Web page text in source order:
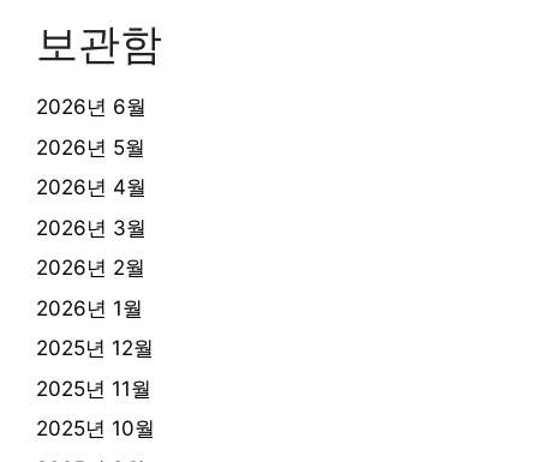
보관함
2026년 6월
2026년 5월
2026년 4월
2026년 3월
2026년 2월
2026년 1월
2025년 12월
2025년 11월
2025년 10월